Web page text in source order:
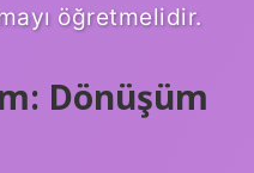
öğretmelidir.
Dönüşüm